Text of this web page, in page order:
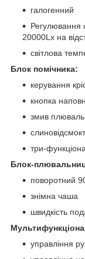
галогенний
Регулювання
20000Lx на
світлова
Блок помічника:
керування
кнопка
змив
три-
Блок-
поворотний
знімна чаша
швидкість
управління